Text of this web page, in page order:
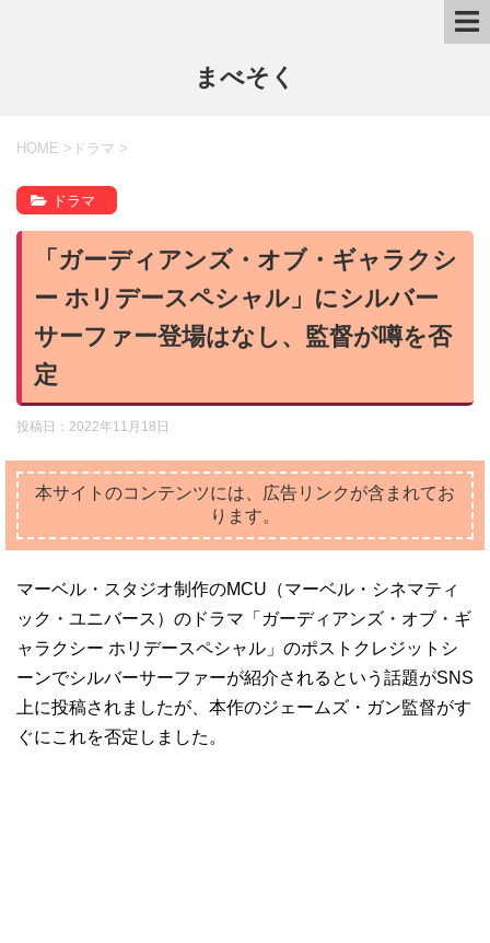
まべそく
HOME > ドラマ >
ドラマ
「ガーディアンズ・オブ・ギャラクシ
ー ホリデースペシャル」にシルバー
サーファー登場はなし、監督が噂を否
定
投稿日： 2022年11月18日
本サイトのコンテンツには、広告リンクが含まれてお
ります。
マーベル・スタジオ制作のMCU（マーベル・シネマティ
ック・ユニバース）のドラマ「ガーディアンズ・オブ・ギ
ャラクシー ホリデースペシャル」のポストクレジットシ
ーンでシルバーサーファーが紹介されるという話題がSNS
上に投稿されましたが、本作のジェームズ・ガン監督がす
ぐにこれを否定しました。